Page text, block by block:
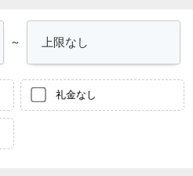
～
礼金なし